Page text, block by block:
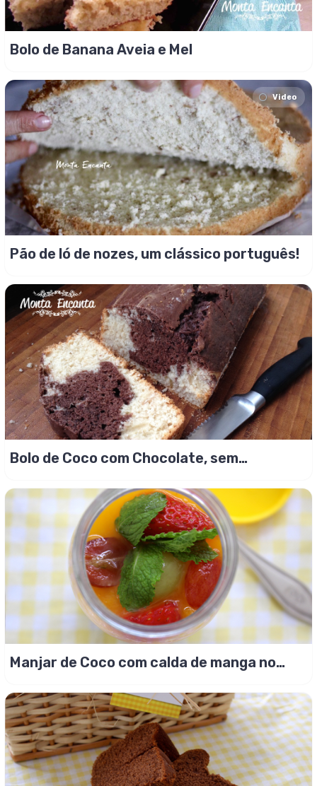
Bolo de Banana Aveia e Mel
Video
Pão de ló de nozes, um clássico português!
Bolo de Coco com Chocolate, sem
Manjar de Coco com calda de manga no